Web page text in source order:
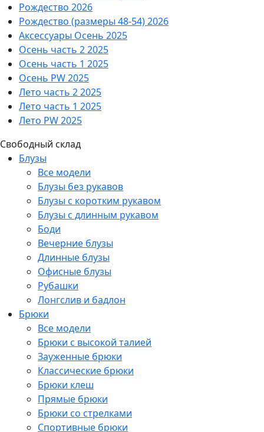
Рождество 2026
Рождество (размеры 48-54) 2026
Аксессуары Осень 2025
Осень часть 2 2025
Осень часть 1 2025
Осень PW 2025
Лето часть 2 2025
Лето часть 1 2025
Лето PW 2025
Свободный склад
Блузы
Все модели
Блузы без рукавов
Блузы с коротким рукавом
Блузы с длинным рукавом
Боди
Вечерние блузы
Длинные блузы
Офисные блузы
Рубашки
Лонгслив и бадлон
Брюки
Все модели
Брюки с высокой талией
Зауженные брюки
Классические брюки
Брюки клеш
Прямые брюки
Брюки со стрелками
Спортивные брюки